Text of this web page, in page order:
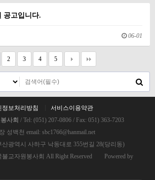
공고입니다.
06-01
2 3 4 5
정보처리방침
서비스이용약관
사회 / Tel: (051) 207-0806 / Fax: 051) 363-7203
성백천 email: sbc1766@hanmail.net
산광역시 사하구 낙동대로 355번길 28(당리동)
불교자원봉사회 All Right Reserved Powered by